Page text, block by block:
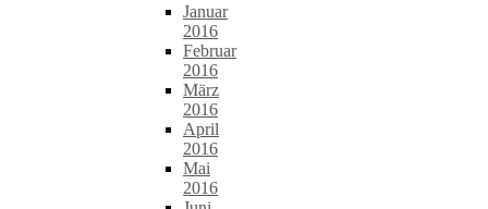
Januar
2016
Februar
2016
März
2016
April
2016
Mai
2016